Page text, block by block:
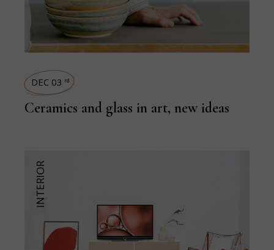
DEC 03 rd
Ceramics and glass in art, new ideas
INTERIOR